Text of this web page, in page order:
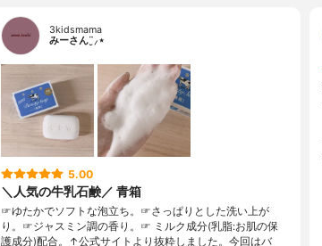
3kidsmama
みーさん¨̮⸝⋆
5.00
＼人気の牛乳石鹸／ 青箱
☞ゆたかでソフトな泡立ち。☞さっぱりとした洗い上が
り。☞ジャスミン調の香り。☞ ミルク成分(乳脂:お肌の保
護成分)配合。↑公式サイトより抜粋しました。今回はバ